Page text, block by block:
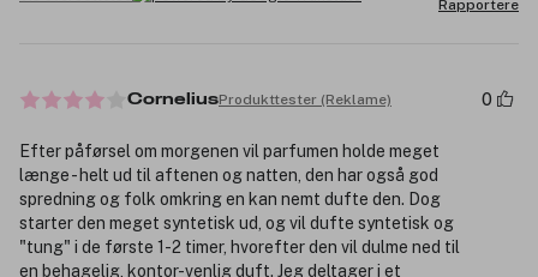
Rapportere
CorneliusProdukttester (Reklame) 0
Efter påførsel om morgenen vil parfumen holde meget
længe - helt ud til aftenen og natten, den har også god
spredning og folk omkring en kan nemt dufte den. Dog
starter den meget syntetisk ud, og vil dufte syntetisk og
"tung" i de første 1-2 timer, hvorefter den vil dulme ned til
en behagelig, kontor-venlig duft. Jeg deltager i et